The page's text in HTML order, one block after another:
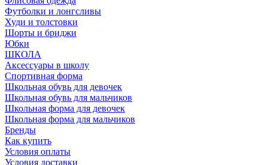
Футболки и лонгсливы
Худи и толстовки
Шорты и бриджи
Юбки
ШКОЛА
Аксессуары в школу
Спортивная форма
Школьная обувь для девочек
Школьная обувь для мальчиков
Школьная форма для девочек
Школьная форма для мальчиков
Бренды
Как купить
Условия оплаты
Условия доставки